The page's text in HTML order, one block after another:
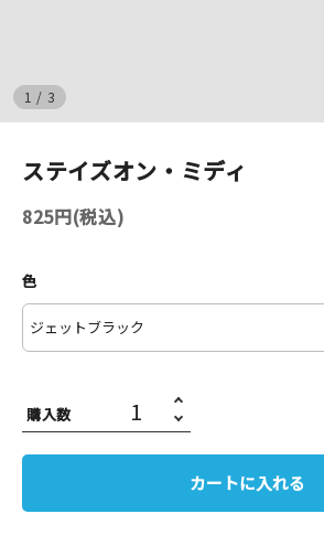
シルクスクリーン
雑貨
本
1 / 3
ステイズオン・ミディ
825円(税込)
色
購入数
カートに入れる